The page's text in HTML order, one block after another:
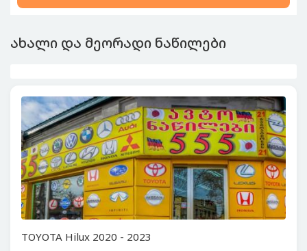
ახალი და მეორადი ნაწილები
TOYOTA Hilux 2020 - 2023